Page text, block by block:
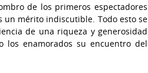
de los primeros espectadores
mérito indiscutible. Todo esto se
de una riqueza y generosidad
los enamorados su encuentro del